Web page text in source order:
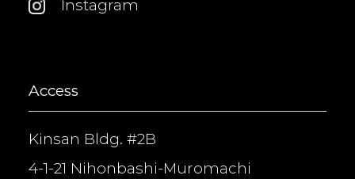
Instagram
Access
Kinsan Bldg. #2B
4-1-21 Nihonbashi-Muromachi